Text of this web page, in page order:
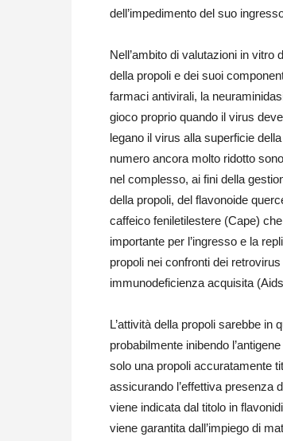
dell’impedimento del suo
Nell’ambito di valutazioni in vitro
della propoli e dei suoi
farmaci antivirali, la
gioco proprio quando il virus
legano il virus alla superficie
numero ancora molto ridotto
nel complesso, ai fini della
della propoli, del flavonoide
caffeico feniletilestere (Cape)
importante per l’ingresso e la
propoli nei confronti dei
immunodeficienza acquisita
L’attività della propoli sarebbe
probabilmente inibendo
solo una propoli accuratamente
assicurando l’effettiva presenza
viene indicata dal titolo in
viene garantita dall’impiego di